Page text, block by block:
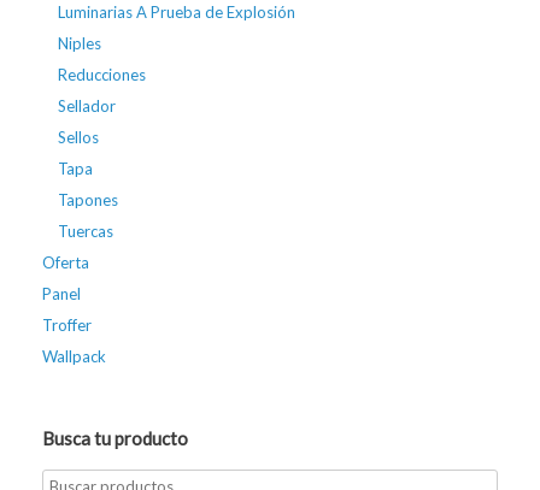
Luminarias A Prueba de Explosión
Niples
Reducciones
Sellador
Sellos
Tapa
Tapones
Tuercas
Oferta
Panel
Troffer
Wallpack
Busca tu producto